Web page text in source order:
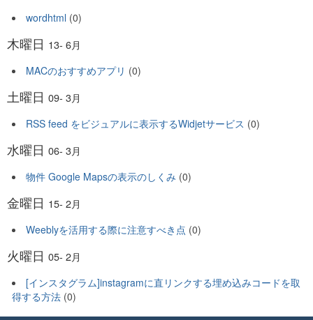
wordhtml (0)
木曜日 13- 6月
MACのおすすめアプリ (0)
土曜日 09- 3月
RSS feed をビジュアルに表示するWidjetサービス (0)
水曜日 06- 3月
物件 Google Mapsの表示のしくみ (0)
金曜日 15- 2月
Weeblyを活用する際に注意すべき点 (0)
火曜日 05- 2月
[インスタグラム]instagramに直リンクする埋め込みコードを取
得する方法 (0)